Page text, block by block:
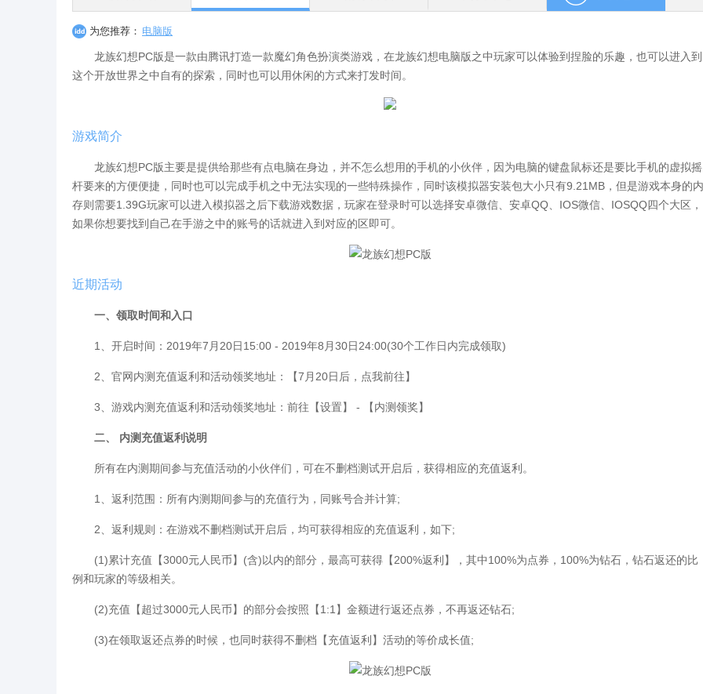
为您推荐： 电脑版
龙族幻想PC版是一款由腾讯打造一款魔幻角色扮演类游戏，在龙族幻想电脑版之中玩家可以体验到捏脸的乐趣，也可以进入到
这个开放世界之中自有的探索，同时也可以用休闲的方式来打发时间。
游戏简介
龙族幻想PC版主要是提供给那些有点电脑在身边，并不怎么想用的手机的小伙伴，因为电脑的键盘鼠标还是要比手机的虚拟摇
杆要来的方便便捷，同时也可以完成手机之中无法实现的一些特殊操作，同时该模拟器安装包大小只有9.21MB，但是游戏本身的内
存则需要1.39G玩家可以进入模拟器之后下载游戏数据，玩家在登录时可以选择安卓微信、安卓QQ、IOS微信、IOSQQ四个大区，
如果你想要找到自己在手游之中的账号的话就进入到对应的区即可。
近期活动
一、领取时间和入口
1、开启时间：2019年7月20日15:00 - 2019年8月30日24:00(30个工作日内完成领取)
2、官网内测充值返利和活动领奖地址：【7月20日后，点我前往】
3、游戏内测充值返利和活动领奖地址：前往【设置】 - 【内测领奖】
二、 内测充值返利说明
所有在内测期间参与充值活动的小伙伴们，可在不删档测试开启后，获得相应的充值返利。
1、返利范围：所有内测期间参与的充值行为，同账号合并计算;
2、返利规则：在游戏不删档测试开启后，均可获得相应的充值返利，如下;
(1)累计充值【3000元人民币】(含)以内的部分，最高可获得【200%返利】，其中100%为点券，100%为钻石，钻石返还的比
例和玩家的等级相关。
(2)充值【超过3000元人民币】的部分会按照【1:1】金额进行返还点券，不再返还钻石;
(3)在领取返还点券的时候，也同时获得不删档【充值返利】活动的等价成长值;